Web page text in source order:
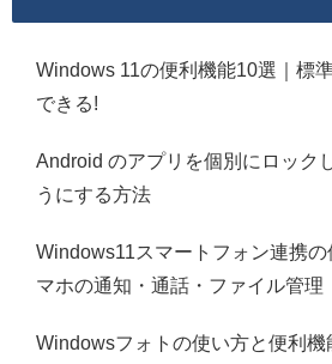
Windows 11の便利機能10選｜標
できる!
Android のアプリを個別にロック
うにする方法
Windows11スマートフォン連携
マホの通知・通話・ファイル管理
Windowsフォトの使い方と便利